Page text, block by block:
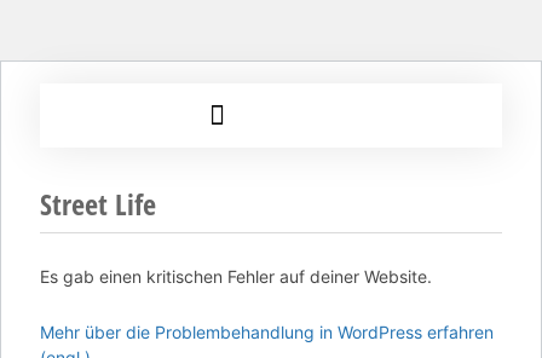
Street Life
Es gab einen kritischen Fehler auf deiner Website.
Mehr über die Problembehandlung in WordPress erfahren